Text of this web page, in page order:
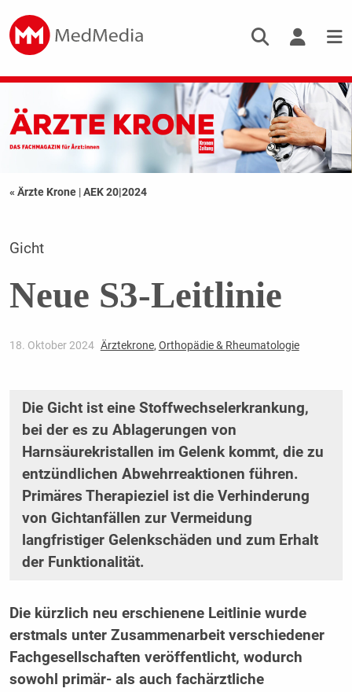
« Ärzte Krone |AEK 20|2024
Gicht
Neue S3-Leitlinie
18. Oktober 2024 Ärztekrone, Orthopädie & Rheumatologie
Die Gicht ist eine Stoffwechselerkrankung,
bei der es zu Ablagerungen von
Harnsäurekristallen im Gelenk kommt, die zu
entzündlichen Abwehrreaktionen führen.
Primäres Therapieziel ist die Verhinderung
von Gichtanfällen zur Vermeidung
langfristiger Gelenkschäden und zum Erhalt
der Funktionalität.
Die kürzlich neu erschienene Leitlinie wurde
erstmals unter Zusammenarbeit verschiedener
Fachgesellschaften veröffentlicht, wodurch
sowohl primär- als auch fachärztliche